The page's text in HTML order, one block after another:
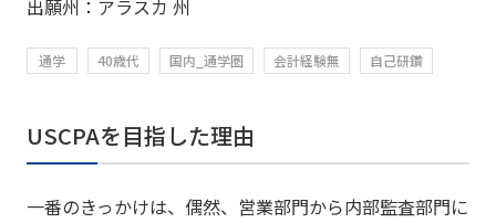
出願州：アラスカ 州
通学 40歳代 国内_通学圏 会計経験無 自己研鑽
USCPAを目指した理由
一番のきっかけは、偶然、営業部門から内部監査部門に